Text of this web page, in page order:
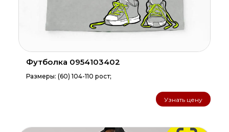
Футболка 0954103402
Размеры: (60) 104-110 рост;
Узнать цену